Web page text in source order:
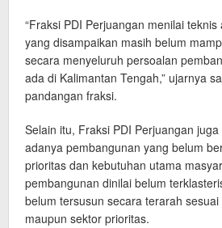
“Fraksi PDI Perjuangan menilai
yang disampaikan masih belum
secara menyeluruh persoalan
ada di Kalimantan Tengah,” ujarnya
pandangan fraksi.
Selain itu, Fraksi PDI Perjuangan
adanya pembangunan yang belum
prioritas dan kebutuhan utama
pembangunan dinilai belum
belum tersusun secara terarah
maupun sektor prioritas.